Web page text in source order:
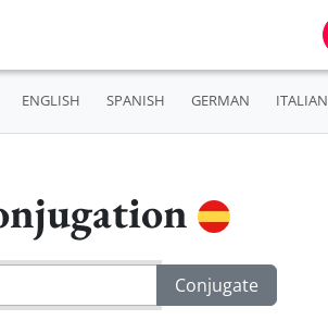
ENGLISH SPANISH GERMAN ITALIAN